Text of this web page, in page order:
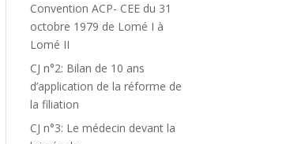
Convention ACP- CEE du 31
octobre 1979 de Lomé I à
Lomé II
CJ n°2: Bilan de 10 ans
d’application de la réforme de
la filiation
CJ n°3: Le médecin devant la